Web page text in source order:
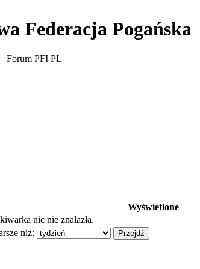
Federacja Pogańska
Forum PFI PL
Wyświetlone
nic nie znalazła.
niż: